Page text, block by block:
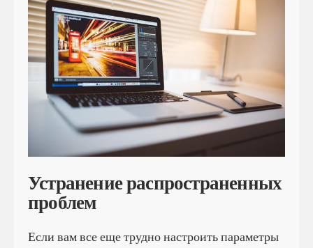
Устранение распространенных
проблем
Если вам все еще трудно настроить параметры